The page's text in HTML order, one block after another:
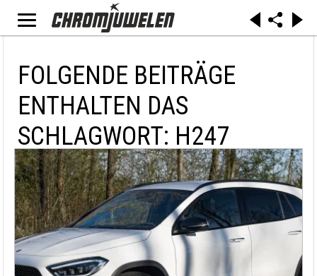
FOLGENDE BEITRÄGE
ENTHALTEN DAS
SCHLAGWORT: H247